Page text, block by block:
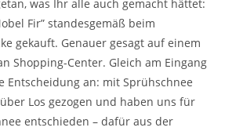
was Ihr alle auch gemacht hättet:
Fir” standesgemäß beim
gekauft. Genauer gesagt auf einem
Shopping-Center. Gleich am Eingang
Entscheidung an: mit Sprühschnee
Los gezogen und haben uns für
entschieden – dafür aus der